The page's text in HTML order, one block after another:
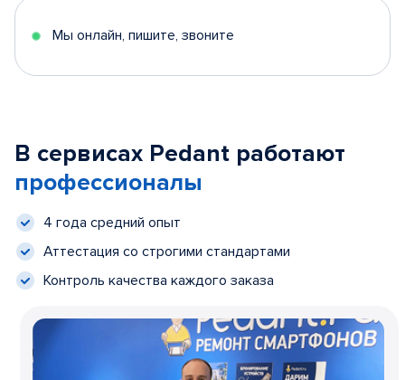
Мы онлайн, пишите, звоните
В сервисах Pedant работают
профессионалы
4 года средний опыт
Аттестация со строгими стандартами
Контроль качества каждого заказа